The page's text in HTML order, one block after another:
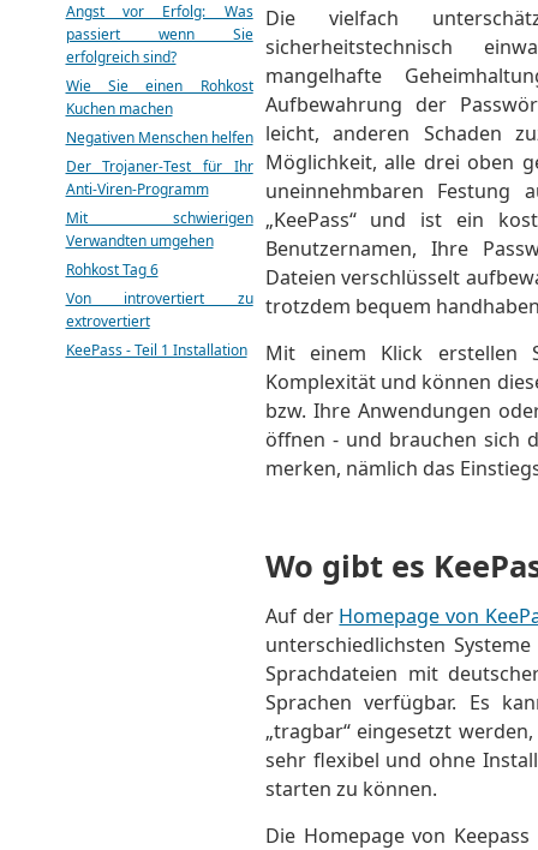
Die vielfach
sicherheitstechnisch
mangelhafte
Aufbewahrung der
leicht, anderen Schaden
Möglichkeit, alle drei oben
uneinnehmbaren Festung
„KeePass“ und ist ein
Benutzernamen, Ihre
Dateien verschlüsselt
trotzdem bequem
Mit einem Klick erstellen
Komplexität und können
bzw. Ihre Anwendungen
öffnen - und brauchen sich
merken, nämlich das
Wo gibt es
Auf der Homepage von
unterschiedlichsten
Sprachdateien mit
Sprachen verfügbar. Es
„tragbar“ eingesetzt
sehr flexibel und ohne
starten zu können.
Die Homepage von
Angst vor Erfolg: Was
passiert wenn Sie
erfolgreich sind?
Wie Sie einen Rohkost
Kuchen machen
Negativen Menschen helfen
Der Trojaner-Test für Ihr
Anti-Viren-Programm
Mit schwierigen
Verwandten umgehen
Rohkost Tag 6
Von introvertiert zu
extrovertiert
KeePass - Teil 1 Installation